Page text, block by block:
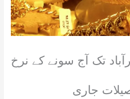
تک آج سونے کے نرخ
جاری